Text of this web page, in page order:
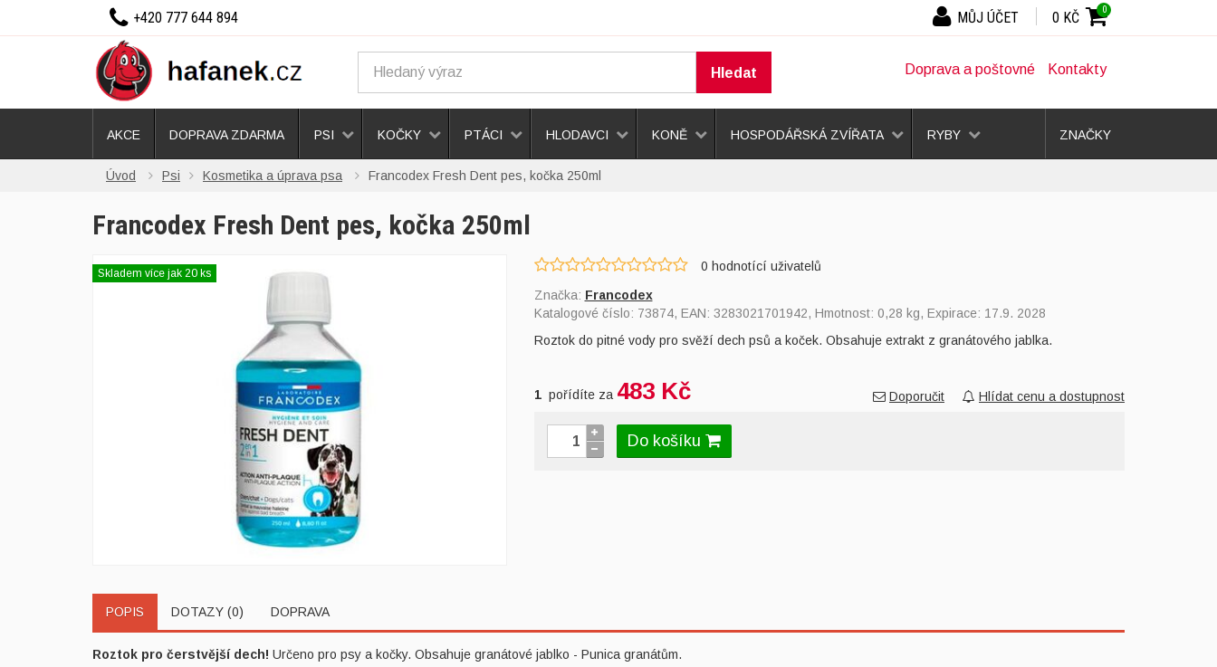
Hledat Doprava a poštovné Kontakty
Úvod Psi Kosmetika a úprava psa Francodex Fresh Dent pes, kočka 250ml
Francodex Fresh Dent pes, kočka 250ml
Skladem více jak 20 ks 0 hodnotící uživatelů
Značka: Francodex
Katalogové číslo: 73874, EAN: 3283021701942, Hmotnost: 0,28 kg, Expirace: 17.9. 2028
Roztok do pitné vody pro svěží dech psů a koček. Obsahuje extrakt z granátového jablka.
Doporučit Hlídat cenu a dostupnost
1 pořídíte za 483 Kč
Do košíku
POPIS DOTAZY (0) DOPRAVA
Roztok pro čerstvější dech! Určeno pro psy a kočky. Obsahuje granátové jablko - Punica granátům.
AKCE DOPRAVA ZDARMA PSI KOČKY PTÁCI HLODAVCI KONĚ HOSPODÁŘSKÁ ZVÍŘATA RYBY ZNAČKY
0 KČ 0
MŮJ ÚČET
+420 777 644 894